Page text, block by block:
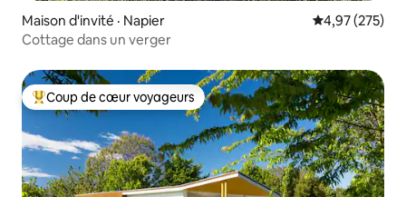
Maison d'invité · Napier Note
4,97 (275)
Cottage dans un verger
Coup de cœur voyageurs parmi les plus aimés
Coup de cœur voyageurs